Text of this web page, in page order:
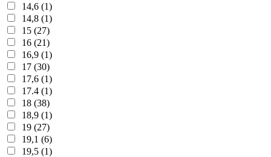
14,6 (1)
14,8 (1)
15 (27)
16 (21)
16,9 (1)
17 (30)
17,6 (1)
17.4 (1)
18 (38)
18,9 (1)
19 (27)
19,1 (6)
19,5 (1)